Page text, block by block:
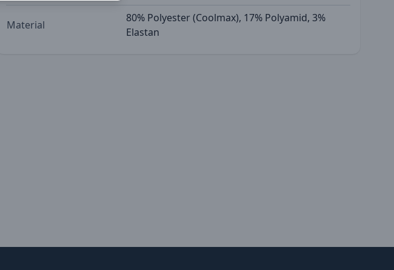
Material
80% Polyester (Coolmax), 17% Polyamid, 3%
Elastan